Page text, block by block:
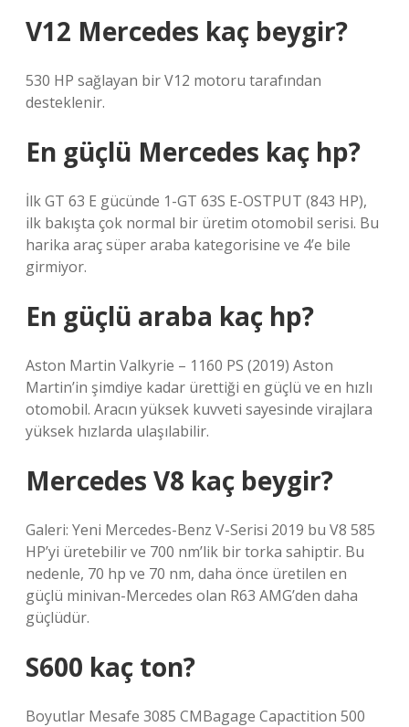
V12 Mercedes kaç beygir?
530 HP sağlayan bir V12 motoru tarafından
desteklenir.
En güçlü Mercedes kaç hp?
İlk GT 63 E gücünde 1-GT 63S E-OSTPUT (843 HP),
ilk bakışta çok normal bir üretim otomobil serisi. Bu
harika araç süper araba kategorisine ve 4’e bile
girmiyor.
En güçlü araba kaç hp?
Aston Martin Valkyrie – 1160 PS (2019) Aston
Martin’in şimdiye kadar ürettiği en güçlü ve en hızlı
otomobil. Aracın yüksek kuvveti sayesinde virajlara
yüksek hızlarda ulaşılabilir.
Mercedes V8 kaç beygir?
Galeri: Yeni Mercedes-Benz V-Serisi 2019 bu V8 585
HP’yi üretebilir ve 700 nm’lik bir torka sahiptir. Bu
nedenle, 70 hp ve 70 nm, daha önce üretilen en
güçlü minivan-Mercedes olan R63 AMG’den daha
güçlüdür.
S600 kaç ton?
Boyutlar Mesafe 3085 CMBagage Capactition 500